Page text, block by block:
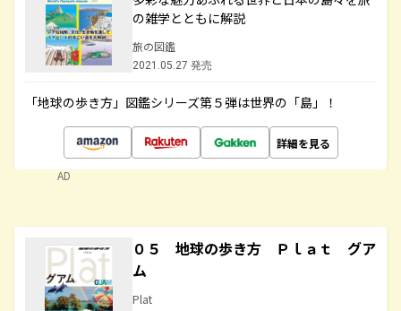
の雑学とともに解説
旅の図鑑
2021.05.27 発売
「地球の歩き方」図鑑シリーズ第５弾は世界の「島」！
詳細を見る
AD
０５ 地球の歩き方 Ｐｌａｔ グア
ム
Plat